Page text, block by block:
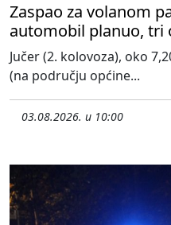
Zaspao za volanom
automobil planuo, tri
Jučer (2. kolovoza), oko
(na području općine...
03.08.2026. u 10:00